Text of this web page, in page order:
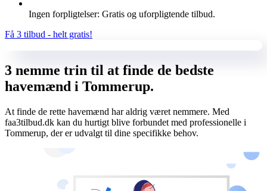
Ingen forpligtelser: Gratis og uforpligtende tilbud.
Få 3 tilbud - helt gratis!
3 nemme trin til at finde de bedste
havemænd i Tommerup.
At finde de rette havemænd har aldrig været nemmere. Med
faa3tilbud.dk kan du hurtigt blive forbundet med professionelle i
Tommerup, der er udvalgt til dine specifikke behov.